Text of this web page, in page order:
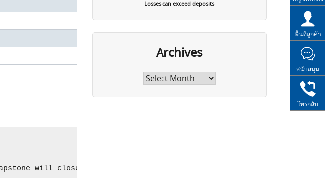
พื้นที่ลูกค้า
สนับสนุน
โทรกลับ
will close them all at the closing prices meanwhile cancel all
Losses can exceed deposits
Archives
Archives